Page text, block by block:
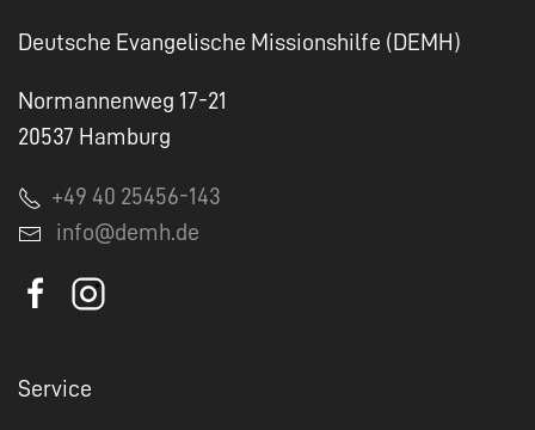
Deutsche Evangelische Missionshilfe (DEMH)
Normannenweg 17-21
20537 Hamburg
+49 40 25456-143
info@demh.de
Service